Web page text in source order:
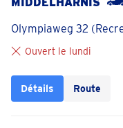
Olympiaweg 32
Ouvert le lundi
Détails Route